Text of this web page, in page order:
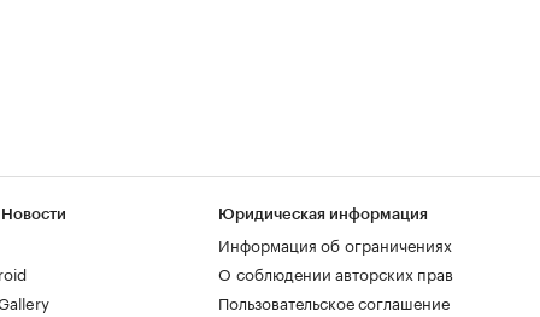
Юридическая информация
Информация об ограничениях
О соблюдении авторских прав
Пользовательское соглашение